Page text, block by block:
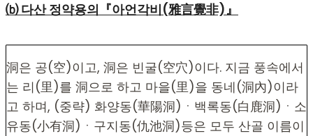
⒝ 다산 정약용의『아언각비(雅言覺非)』
洞은 공(空)이고, 洞은 빈굴(空穴)이다. 지금 풍속에서
는 리(里)를 洞으로 하고 마을(里)을 동네(洞內)이라
고 하며, (중략) 화양동(華陽洞)ㆍ백록동(白鹿洞)ㆍ소
유동(小有洞)ㆍ구지동(仇池洞)등은 모두 산골 이름이